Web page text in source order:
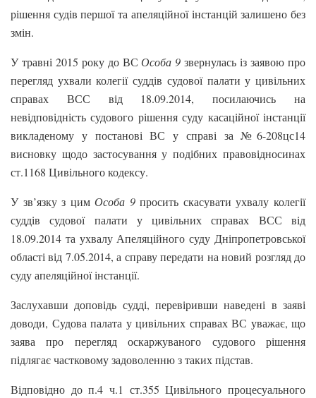
рішення судів першої та апеляційної інстанцій залишено без
змін.
У травні 2015 року до ВСОсоба 9 звернулась із заявою про
перегляд ухвали колегії суддів судової палати у цивільних
справах ВСС від 18.09.2014, посилаючись на
невідповідність судового рішення суду касаційної інстанції
викладеному у постанові ВС у справі за №6-208цс14
висновку щодо застосування у подібних правовідносинах
ст.1168 Цивільного кодексу.
У зв’язку з цимОсоба 9просить скасувати ухвалу колегії
суддів судової палати у цивільних справах ВСС від
18.09.2014 та ухвалу Апеляційного суду Дніпропетровської
області від 7.05.2014, а справу передати на новий розгляд до
суду апеляційної інстанції.
Заслухавши доповідь судді, перевіривши наведені в заяві
доводи, Судова палата у цивільних справах ВС уважає, що
заява про перегляд оскаржуваного судового рішення
підлягає частковому задоволенню з таких підстав.
Відповідно до п.4 ч.1 ст.355 Цивільного процесуального